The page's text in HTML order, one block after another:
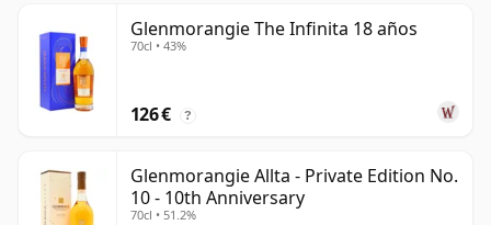
Glenmorangie The Infinita 18 años
70cl • 43%
126 € ?
Glenmorangie Allta - Private Edition No.
10 - 10th Anniversary
70cl • 51.2%